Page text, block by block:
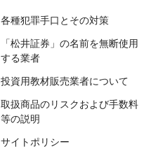
各種犯罪手口とその対策
「松井証券」の名前を無断使用
する業者
投資用教材販売業者について
取扱商品のリスクおよび手数料
等の説明
サイトポリシー